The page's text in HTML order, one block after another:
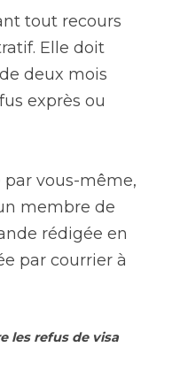
tout recours
Elle doit
deux mois
exprès ou
par vous-même,
membre de
rédigée en
par courrier à
les refus de visa